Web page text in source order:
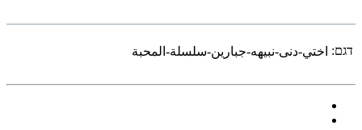
דגם: اختي-دنى-نبيهه-جبارين-سلسلة-المحبة